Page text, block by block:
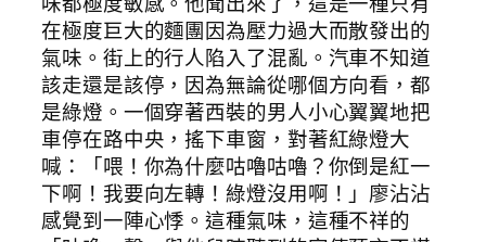
在極度巨大的麵團因為壓力過大而散發出的
氣味。街上的行人陷入了混亂。汽車不知道
該走還是該停，因為無論從哪個方向看，都
是綠燈。一個穿著西裝的男人小心翼翼地把
車停在路中央，搖下車窗，對著紅綠燈大
喊：「喂！你為什麼咕嚕咕嚕？你倒是紅一
下啊！我要向左轉！綠燈沒用啊！」廖沾沾
感覺到一陣心悸。這種氣味，這種不祥的